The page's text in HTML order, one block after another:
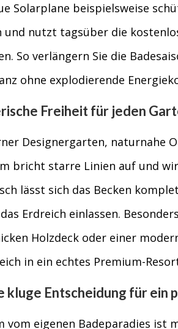
Solarplane beispielsweise
und nutzt tagsüber die
So verlängern Sie die
ohne explodierende
Freiheit für jeden
Designergarten, naturnahe
bricht starre Linien auf und
lässt sich das Becken
Erdreich einlassen.
Holzdeck oder einer
in ein echtes Premium-
kluge Entscheidung für ein
vom eigenen Badeparadies ist